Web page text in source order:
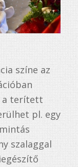
színe az
a terített
pl. egy
szalaggal